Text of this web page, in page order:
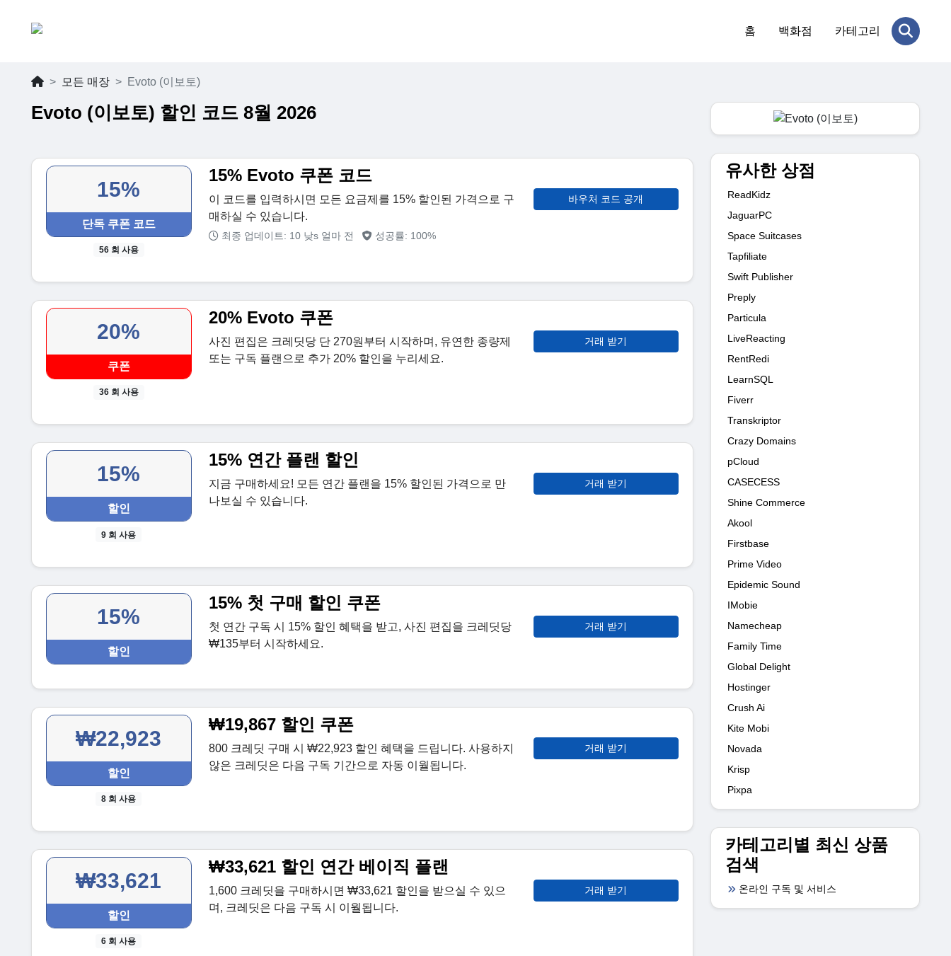
홈 백화점 카테고리
모든 매장 Evoto (이보토)
Evoto (이보토) 할인 코드 8월 2026
15%
단독 쿠폰 코드
56 회 사용
15% Evoto 쿠폰 코드
이 코드를 입력하시면 모든 요금제를 15% 할인된 가격으로 구
매하실 수 있습니다.
최종 업데이트: 10 낮s 얼마 전 성공률: 100%
바우처 코드 공개
20%
쿠폰
36 회 사용
20% Evoto 쿠폰
사진 편집은 크레딧당 단 270원부터 시작하며, 유연한 종량제
또는 구독 플랜으로 추가 20% 할인을 누리세요.
거래 받기
15%
할인
9 회 사용
15% 연간 플랜 할인
지금 구매하세요! 모든 연간 플랜을 15% 할인된 가격으로 만
나보실 수 있습니다.
거래 받기
15%
할인
15% 첫 구매 할인 쿠폰
첫 연간 구독 시 15% 할인 혜택을 받고, 사진 편집을 크레딧당
₩135부터 시작하세요.
거래 받기
₩22,923
할인
8 회 사용
₩19,867 할인 쿠폰
800 크레딧 구매 시 ₩22,923 할인 혜택을 드립니다. 사용하지
않은 크레딧은 다음 구독 기간으로 자동 이월됩니다.
거래 받기
₩33,621
할인
6 회 사용
₩33,621 할인 연간 베이직 플랜
1,600 크레딧을 구매하시면 ₩33,621 할인을 받으실 수 있으
며, 크레딧은 다음 구독 시 이월됩니다.
거래 받기
유사한 상점
ReadKidz
JaguarPC
Space Suitcases
Tapfiliate
Swift Publisher
Preply
Particula
LiveReacting
RentRedi
LearnSQL
Fiverr
Transkriptor
Crazy Domains
pCloud
CASECESS
Shine Commerce
Akool
Firstbase
Prime Video
Epidemic Sound
IMobie
Namecheap
Family Time
Global Delight
Hostinger
Crush Ai
Kite Mobi
Novada
Krisp
Pixpa
카테고리별 최신 상품
검색
온라인 구독 및 서비스